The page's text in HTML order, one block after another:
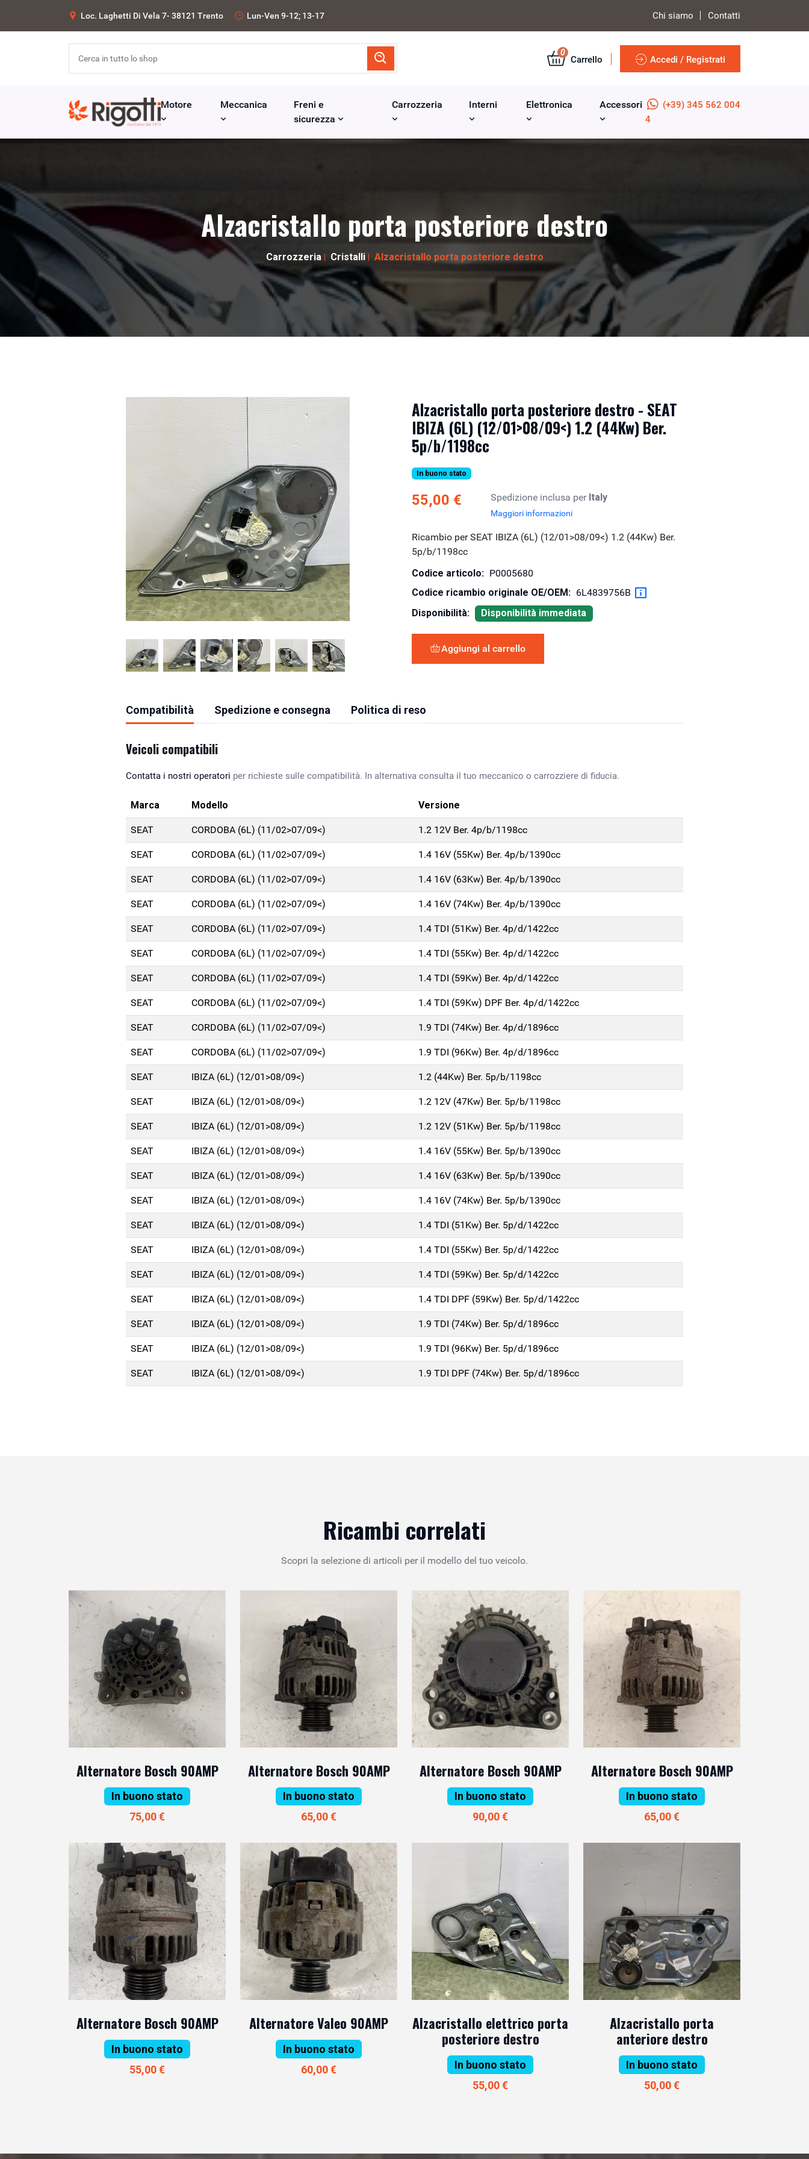
Loc. Laghetti Di Vela 7- 38121 Trento Lun-Ven 9-12; 13-17 Chi siamo Contatti
0
Carrello Accedi / Registrati
Motore Meccanica
Freni e
sicurezza
Carrozzeria Interni Elettronica Accessori
(+39) 345 562 004
4
Alzacristallo porta posteriore destro
Carrozzeria Cristalli Alzacristallo porta posteriore destro
Alzacristallo porta posteriore destro - SEAT
IBIZA (6L) (12/01>08/09<) 1.2 (44Kw) Ber.
5p/b/1198cc
In buono stato
55,00 € Spedizione inclusa per Italy
Maggiori informazioni
Ricambio per SEAT IBIZA (6L) (12/01>08/09<) 1.2 (44Kw) Ber.
5p/b/1198cc
Codice articolo: P0005680
Codice ricambio originale OE/OEM: 6L4839756B
Disponibilità:
Disponibilità immediata
Aggiungi al carrello
Compatibilità Spedizione e consegna Politica di reso
Veicoli compatibili
Contatta i nostri operatori per richieste sulle compatibilità. In alternativa consulta il tuo meccanico o carrozziere di fiducia.
Marca Modello Versione
SEAT CORDOBA (6L) (11/02>07/09<) 1.2 12V Ber. 4p/b/1198cc
SEAT CORDOBA (6L) (11/02>07/09<) 1.4 16V (55Kw) Ber. 4p/b/1390cc
SEAT CORDOBA (6L) (11/02>07/09<) 1.4 16V (63Kw) Ber. 4p/b/1390cc
SEAT CORDOBA (6L) (11/02>07/09<) 1.4 16V (74Kw) Ber. 4p/b/1390cc
SEAT CORDOBA (6L) (11/02>07/09<) 1.4 TDI (51Kw) Ber. 4p/d/1422cc
SEAT CORDOBA (6L) (11/02>07/09<) 1.4 TDI (55Kw) Ber. 4p/d/1422cc
SEAT CORDOBA (6L) (11/02>07/09<) 1.4 TDI (59Kw) Ber. 4p/d/1422cc
SEAT CORDOBA (6L) (11/02>07/09<) 1.4 TDI (59Kw) DPF Ber. 4p/d/1422cc
SEAT CORDOBA (6L) (11/02>07/09<) 1.9 TDI (74Kw) Ber. 4p/d/1896cc
SEAT CORDOBA (6L) (11/02>07/09<) 1.9 TDI (96Kw) Ber. 4p/d/1896cc
SEAT IBIZA (6L) (12/01>08/09<) 1.2 (44Kw) Ber. 5p/b/1198cc
SEAT IBIZA (6L) (12/01>08/09<) 1.2 12V (47Kw) Ber. 5p/b/1198cc
SEAT IBIZA (6L) (12/01>08/09<) 1.2 12V (51Kw) Ber. 5p/b/1198cc
SEAT IBIZA (6L) (12/01>08/09<) 1.4 16V (55Kw) Ber. 5p/b/1390cc
SEAT IBIZA (6L) (12/01>08/09<) 1.4 16V (63Kw) Ber. 5p/b/1390cc
SEAT IBIZA (6L) (12/01>08/09<) 1.4 16V (74Kw) Ber. 5p/b/1390cc
SEAT IBIZA (6L) (12/01>08/09<) 1.4 TDI (51Kw) Ber. 5p/d/1422cc
SEAT IBIZA (6L) (12/01>08/09<) 1.4 TDI (55Kw) Ber. 5p/d/1422cc
SEAT IBIZA (6L) (12/01>08/09<) 1.4 TDI (59Kw) Ber. 5p/d/1422cc
SEAT IBIZA (6L) (12/01>08/09<) 1.4 TDI DPF (59Kw) Ber. 5p/d/1422cc
SEAT IBIZA (6L) (12/01>08/09<) 1.9 TDI (74Kw) Ber. 5p/d/1896cc
SEAT IBIZA (6L) (12/01>08/09<) 1.9 TDI (96Kw) Ber. 5p/d/1896cc
SEAT IBIZA (6L) (12/01>08/09<) 1.9 TDI DPF (74Kw) Ber. 5p/d/1896cc
Ricambi correlati
Scopri la selezione di articoli per il modello del tuo veicolo.
Alternatore Bosch 90AMP
In buono stato
75,00 €
Alternatore Bosch 90AMP
In buono stato
65,00 €
Alternatore Bosch 90AMP
In buono stato
90,00 €
Alternatore Bosch 90AMP
In buono stato
65,00 €
Alternatore Bosch 90AMP
In buono stato
55,00 €
Alternatore Valeo 90AMP
In buono stato
60,00 €
Alzacristallo elettrico porta
posteriore destro
In buono stato
55,00 €
Alzacristallo porta
anteriore destro
In buono stato
50,00 €